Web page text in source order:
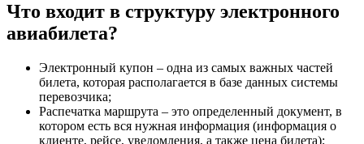
Что входит в структуру электронного
авиабилета?
Электронный купон – одна из самых важных частей
билета, которая располагается в базе данных системы
перевозчика;
Распечатка маршрута – это определенный документ, в
котором есть вся нужная информация (информация о
клиенте, рейсе, уведомления, а также цена билета);